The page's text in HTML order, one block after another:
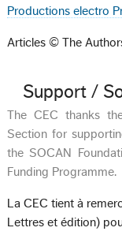
Productions electro
Articles © The
Support /
The CEC thanks
Section for
the SOCAN
Funding Programme.
La CEC tient à
Lettres et édition)